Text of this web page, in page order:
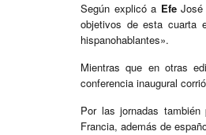
Según explicó a EfeJosé
objetivos de esta cuarta
hispanohablantes».
Mientras que en otras
conferencia inaugural
Por las jornadas
Francia, además de